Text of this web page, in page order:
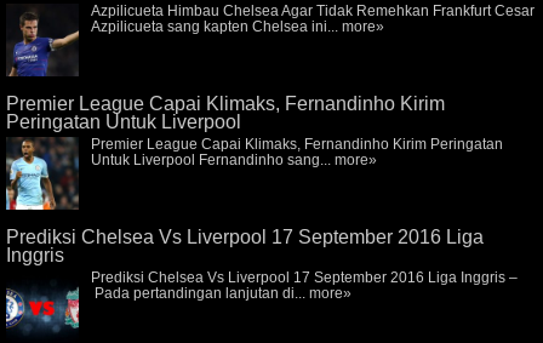
Azpilicueta Himbau Chelsea Agar Tidak Remehkan Frankfurt Cesar
Azpilicueta sang kapten Chelsea ini... more»
Premier League Capai Klimaks, Fernandinho Kirim
Peringatan Untuk Liverpool
Premier League Capai Klimaks, Fernandinho Kirim Peringatan
Untuk Liverpool Fernandinho sang... more»
Prediksi Chelsea Vs Liverpool 17 September 2016 Liga
Inggris
Prediksi Chelsea Vs Liverpool 17 September 2016 Liga Inggris –
Pada pertandingan lanjutan di... more»